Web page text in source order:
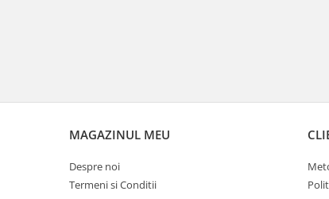
MAGAZINUL MEU
Despre noi
Termeni si Conditii